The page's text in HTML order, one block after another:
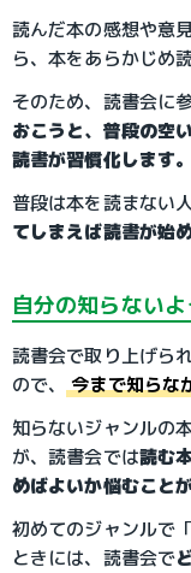
読んだ本の感想や意
ら、本をあらかじめ
そのため、読書会に
おこうと、普段の空
読書が習慣化します。
普段は本を読まない
てしまえば読書が始
自分の知らない
読書会で取り上げら
ので、今まで知らな
知らないジャンルの
が、読書会では読む
めばよいか悩むこと
初めてのジャンルで
ときには、読書会で